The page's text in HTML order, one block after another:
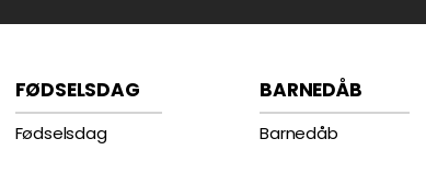
FØDSELSDAG
Fødselsdag
BARNEDÅB
Barnedåb